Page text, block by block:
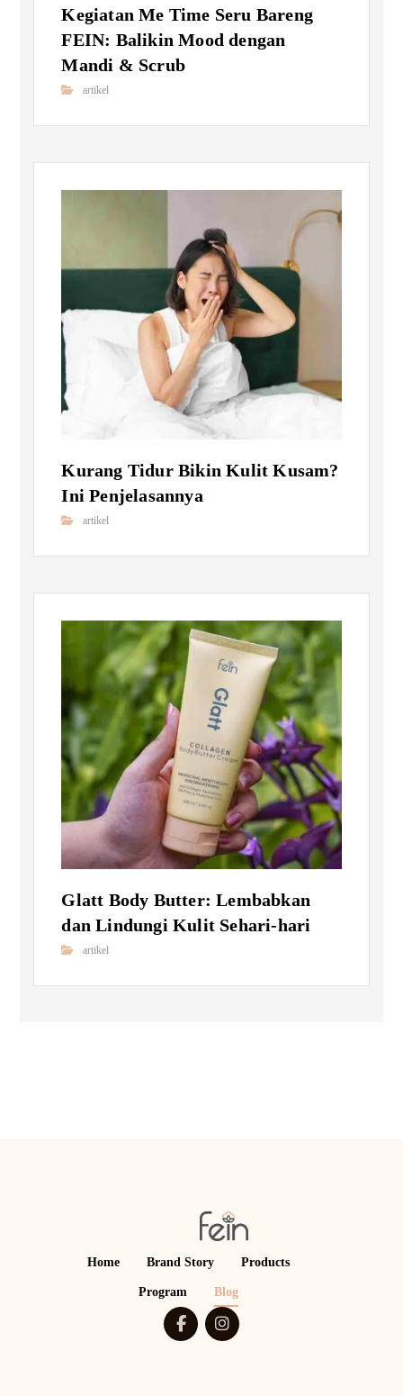
Kegiatan Me Time Seru Bareng
FEIN: Balikin Mood dengan
Mandi & Scrub
artikel
Kurang Tidur Bikin Kulit Kusam?
Ini Penjelasannya
artikel
Glatt Body Butter: Lembabkan
dan Lindungi Kulit Sehari-hari
artikel
Home Brand Story Products
Program Blog